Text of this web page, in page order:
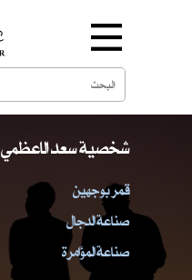
شخصية سعد الاعظمي
قمر بوجهين
صناعة الدجال
صناعة المؤامرة